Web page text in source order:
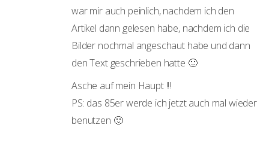
war mir auch peinlich, nachdem ich den
Artikel dann gelesen habe, nachdem ich die
Bilder nochmal angeschaut habe und dann
den Text geschrieben hatte 🙂
Asche auf mein Haupt !!!
PS: das 85er werde ich jetzt auch mal wieder
benutzen 🙂